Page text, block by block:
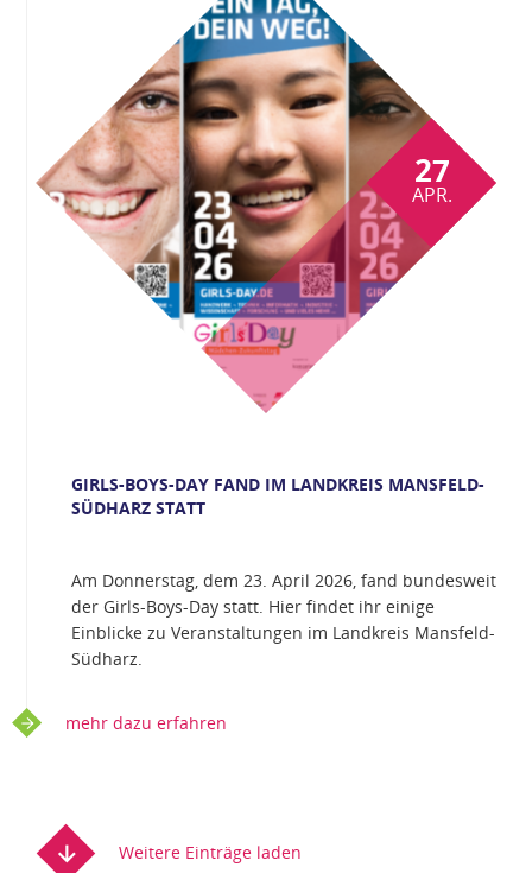
27
APR.
GIRLS-BOYS-DAY FAND IM LANDKREIS MANSFELD-
SÜDHARZ STATT
Am Donnerstag, dem 23. April 2026, fand bundesweit
der Girls-Boys-Day statt. Hier findet ihr einige
Einblicke zu Veranstaltungen im Landkreis Mansfeld-
Südharz.
mehr dazu erfahren
Weitere Einträge laden